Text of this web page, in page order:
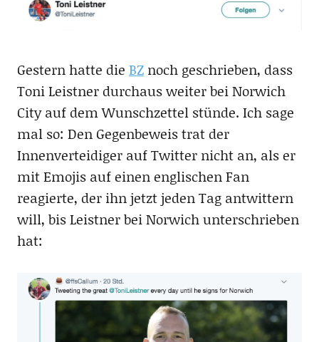
Gestern hatte die BZnoch geschrieben, dass
Toni Leistner durchaus weiter bei Norwich
City auf dem Wunschzettel stünde. Ich sage
mal so: Den Gegenbeweis trat der
Innenverteidiger auf Twitter nicht an, als er
mit Emojis auf einen englischen Fan
reagierte, der ihn jetzt jeden Tag antwittern
will, bis Leistner bei Norwich unterschrieben
hat: